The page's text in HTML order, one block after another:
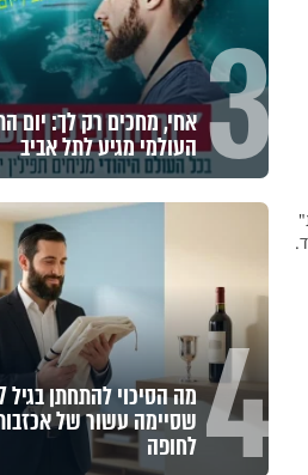
3 אחי, מחכים רק לך: יום
העולמי מגיע לתל אביב
4 שסיימה עשור של
לחופה